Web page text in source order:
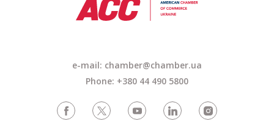
e-mail: chamber@chamber.ua
Phone: +380 44 490 5800